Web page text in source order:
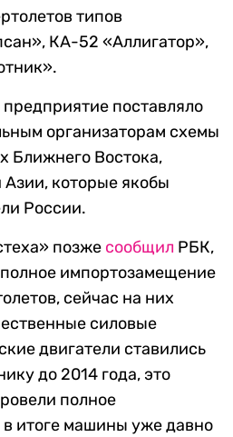
типов
КА-52 «Аллигатор»,
поставляло
организаторам схемы
Ближнего Востока,
которые якобы
России.
позже сообщил РБК,
импортозамещение
сейчас на них
силовые
двигатели ставились
до 2014 года, это
полное
итоге машины уже давно